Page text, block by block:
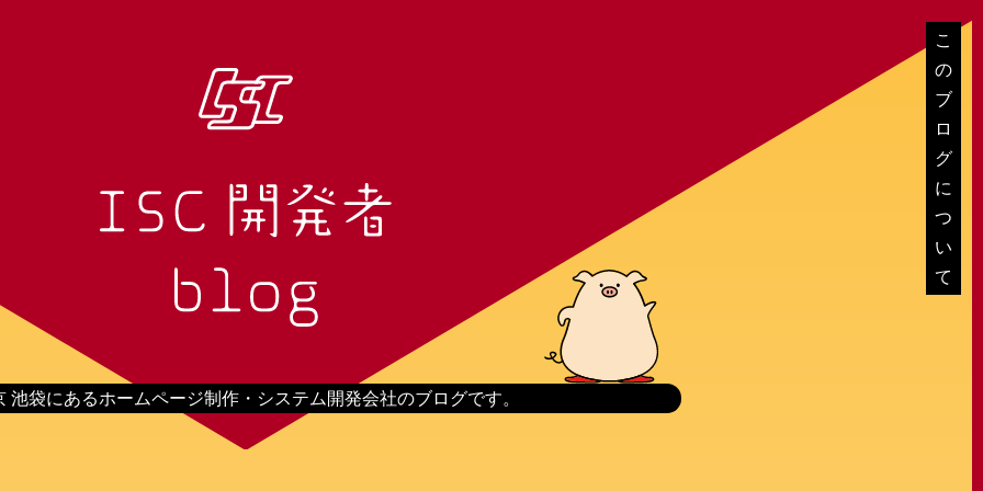
池袋にあるホームページ制作・システム開発会社のブログです。
こ
の
ブ
ロ
グ
に
つ
い
て